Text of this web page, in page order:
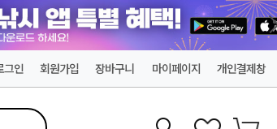
그인 회원가입 장바구니 마이페이지 개인결제창